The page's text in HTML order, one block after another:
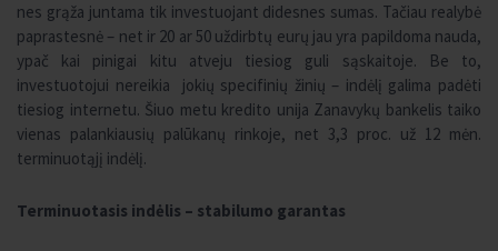
nes grąža juntama tik investuojant didesnes sumas. Tačiau realybė
paprastesnė – net ir 20 ar 50 uždirbtų eurų jau yra papildoma nauda,
ypač kai pinigai kitu atveju tiesiog guli sąskaitoje. Be to,
investuotojui nereikia jokių specifinių žinių – indėlį galima padėti
tiesiog internetu. Šiuo metu kredito unija Zanavykų bankelis taiko
vienas palankiausių palūkanų rinkoje, net 3,3 proc. už 12 mėn.
terminuotąjį indėlį.
Terminuotasis indėlis – stabilumo garantas